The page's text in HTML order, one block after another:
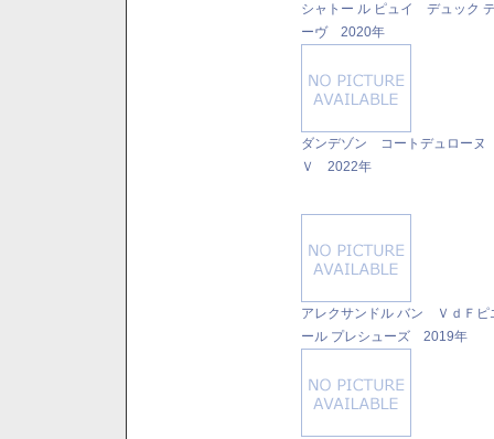
シャトー ル ピュイ デュック
ーヴ 2020年
ダンデゾン コートデュロー
Ｖ 2022年
アレクサンドル バン ＶｄＦピ
ール プレシューズ 2019年